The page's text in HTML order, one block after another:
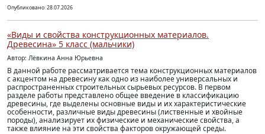
Опубликовано: 28.07.2026
«Виды и свойства конструкционных материалов.
Древесина» 5 класс (мальчики)
Автор: Лёвкина Анна Юрьевна
В данной работе рассматривается тема конструкционных материалов
с акцентом на древесину как одно из наиболее универсальных и
распространенных строительных сырьевых ресурсов. В первом
разделе работы представлено общее введение в классификацию
древесины, где выделены основные виды и их характеристические
особенности, различные виды древесины (лиственные и хвойные
породы), анализирует их физические и механические свойства, а
также влияние на эти свойства факторов окружающей среды.